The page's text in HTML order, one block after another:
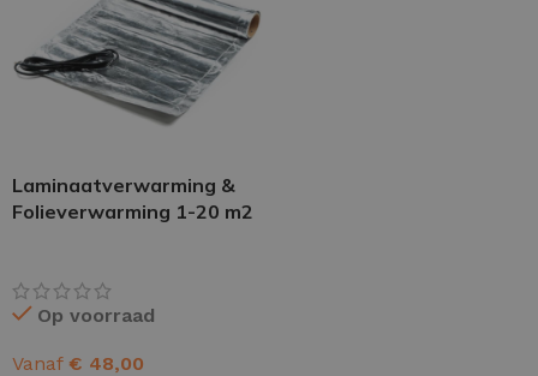
Laminaatverwarming &
Folieverwarming 1-20 m2
Op voorraad
Vanaf € 48,00